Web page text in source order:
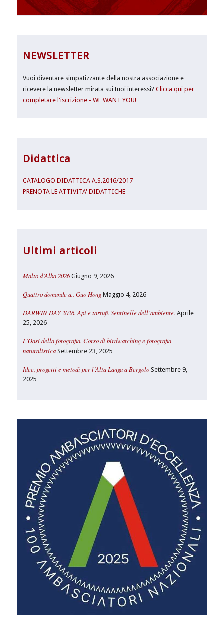
NEWSLETTER
Vuoi diventare simpatizzante della nostra associazione e
ricevere la newsletter mirata sui tuoi interessi?Clicca qui per
completare l'iscrizione - WE WANT YOU!
Didattica
CATALOGO DIDATTICA A.S.2016/2017
PRENOTA LE ATTIVITA' DIDATTICHE
Ultimi articoli
Malto d’Alba 2026 Giugno 9, 2026
Quattro domande a.. Guo Hong Maggio 4, 2026
DARWIN DAY 2026. Api e tartufi. Sentinelle dell’ambiente. Aprile
25, 2026
L’Oasi della fotografia. Corso di birdwatching e fotografia
naturalistica Settembre 23, 2025
Idee, progetti e metodi per l’Alta Langa a Bergolo Settembre 9,
2025